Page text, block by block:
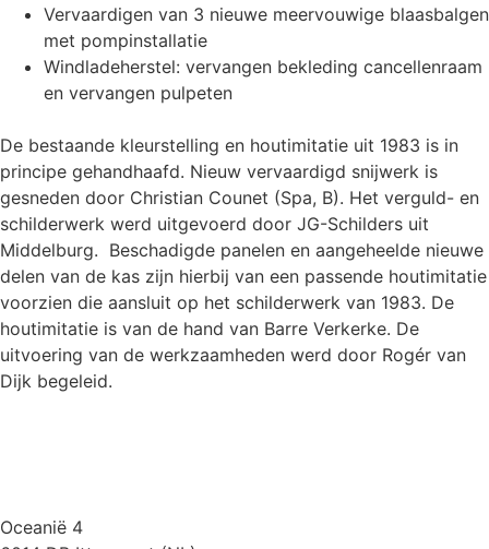
Vervaardigen van 3 nieuwe meervouwige blaasbalgen
met pompinstallatie
Windladeherstel: vervangen bekleding cancellenraam
en vervangen pulpeten
De bestaande kleurstelling en houtimitatie uit 1983 is in
principe gehandhaafd. Nieuw vervaardigd snijwerk is
gesneden door Christian Counet (Spa, B). Het verguld- en
schilderwerk werd uitgevoerd door JG-Schilders uit
Middelburg. Beschadigde panelen en aangeheelde nieuwe
delen van de kas zijn hierbij van een passende houtimitatie
voorzien die aansluit op het schilderwerk van 1983. De
houtimitatie is van de hand van Barre Verkerke. De
uitvoering van de werkzaamheden werd door Rogér van
Dijk begeleid.
Oceanië 4